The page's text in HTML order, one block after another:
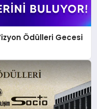
Ödülleri Gecesi